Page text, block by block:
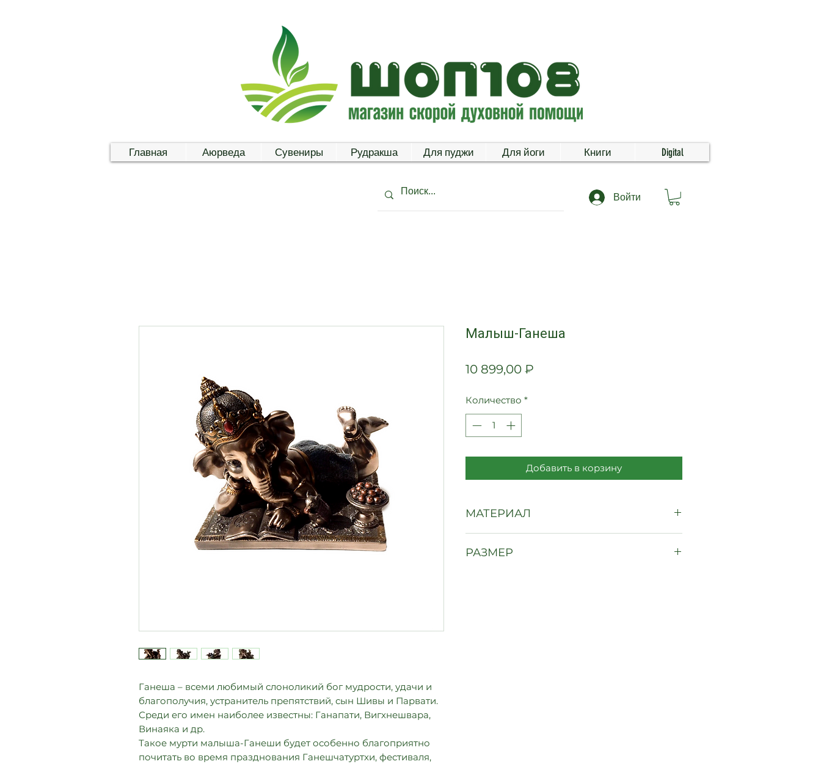
Главная Аюрведа Сувениры Рудракша Для пуджи Для йоги Книги Digital
Войти
Ганеша – всеми любимый слоноликий бог мудрости, удачи и
благополучия, устранитель препятствий, сын Шивы и Парвати.
Среди его имен наиболее известны: Ганапати, Вигхнешвара,
Винаяка и др.
Такое мурти малыша-Ганеши будет особенно благоприятно
почитать во время празднования Ганешчатуртхи, фестиваля,
Малыш-Ганеша
10 899,00 ₽
Количество *
Добавить в корзину
МАТЕРИАЛ
РАЗМЕР